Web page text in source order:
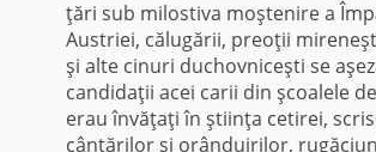
ţări sub milostiva moştenire a
Austriei, călugării, preoţii
şi alte cinuri duchovniceşti se
candidaţii acei carii din şcoalele
erau învăţaţi în ştiinţa cetirei,
cântărilor şi orânduirilor,